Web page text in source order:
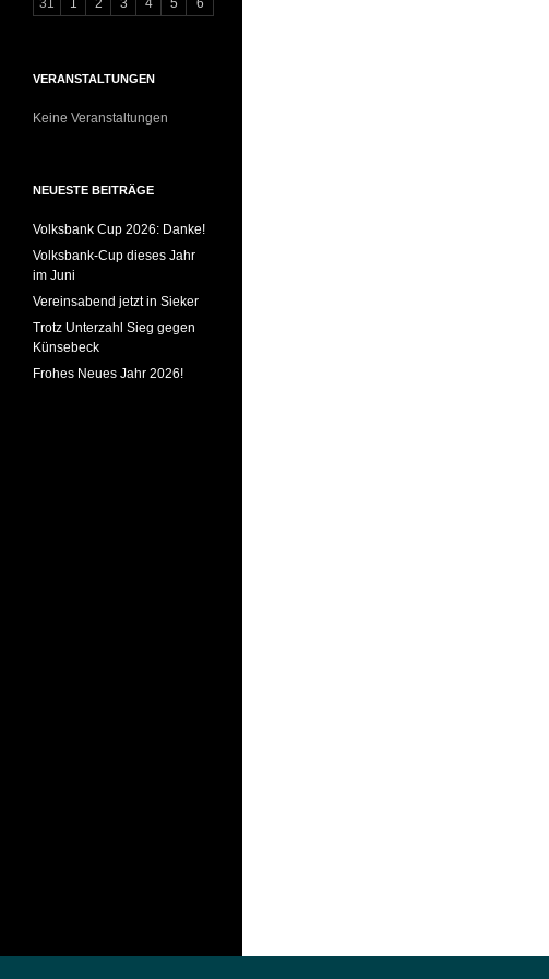
VERANSTALTUNGEN
Keine Veranstaltungen
NEUESTE BEITRÄGE
Volksbank Cup 2026: Danke!
Volksbank-Cup dieses Jahr
im Juni
Vereinsabend jetzt in Sieker
Trotz Unterzahl Sieg gegen
Künsebeck
Frohes Neues Jahr 2026!